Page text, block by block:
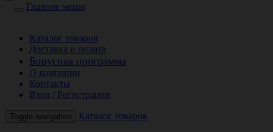
Главное меню
Каталог товаров
Доставка и оплата
Бонусная программа
О компании
Контакты
Вход / Регистрация
Toggle navigation Каталог товаров